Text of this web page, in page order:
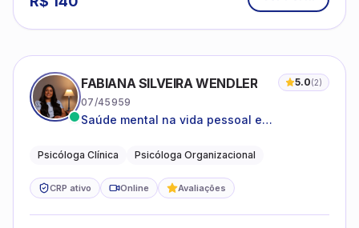
FABIANA SILVEIRA WENDLER 5.0(2)
07/45959
Saúde mental na vida pessoal e
Psicóloga Clínica Psicóloga Organizacional
CRP ativo Online Avaliações